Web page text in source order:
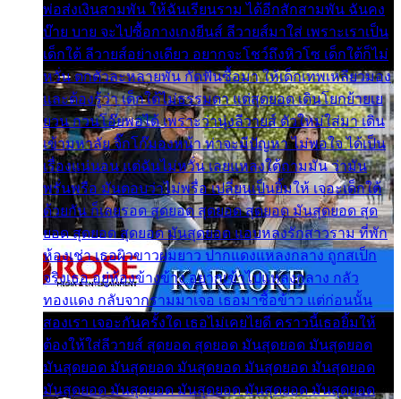
พ่อส่งเงินสามพัน ให้ฉันเรียนราม ได้อีกสักสามพัน ฉันคง
บ๊าย บาย จะไปซื้อกางเกงยีนส์ ลีวายส์มาใส่ เพราะเราเป็น
เด็กใต้ ลีวายส์อย่างเดียว อยากจะโชว์ถึงหิวโซ เด็กใต้ก็ไม่
หวั่น ตกตัวละหลายพัน กัดฟันซื้อมา ให้เด็กเทพเหลียวมอง
และต้องรู้ว่า เด็กใต้ไม่ธรรมดา แต่สุดยอด เดินโยกย้ายเย
ยวน กวนโอ๊ยพอได้ เพราะว่านุ่งลีวายส์ ตัวใหม่ใส่มา เดิน
เข้ามหาลัย จิ๊กโก๊มองหน้า ท่าจะมีปัญหา ไม่พอใจ ได้เป็น
เรื่องแน่นอน แต่ฉันไม่หวั่น เลยแหลงใต้ถามมัน ว่ามัน
พรั่นพรือ มันตอบว่าไม่พรื่อ เปลี่ยนเป็นยิ้มให้ เจอะเด็กใต้
ด้วยกัน ก็เลยรอด สุดยอด สุดยอด สุดยอด มันสุดยอด สุด
ยอด สุดยอด สุดยอด มันสุดยอด แอบหลงรักสาวราม ที่พัก
ห้องเช่า เธอผิวขาวผมยาว ปากแดงแหลงกลาง ถูกสเป็ก
จริงเธอ อยู่ห้องข้างข้าง อยากเข้าไปแหลงกลาง กลัว
ทองแดง กลับจากรามมาเจอ เธอมาซื้อข้าว แต่ก่อนนั้น
สองเรา เจอะกันครั้งใด เธอไม่เคยไยดี คราวนี้เธอยิ้มให้
ต้องให้ใส่ลีวายส์ สุดยอด สุดยอด มันสุดยอด มันสุดยอด
มันสุดยอด มันสุดยอด มันสุดยอด มันสุดยอด มันสุดยอด
มันสุดยอด มันสุดยอด มันสุดยอด มันสุดยอด มันสุดยอด